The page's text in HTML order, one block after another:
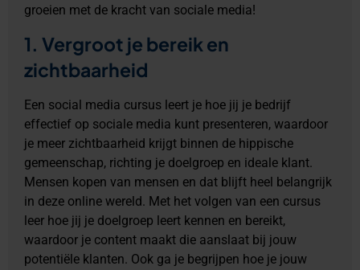
groeien met de kracht van sociale media!
1. Vergroot je bereik en
zichtbaarheid
Een social media cursus leert je hoe jij je bedrijf
effectief op sociale media kunt presenteren, waardoor
je meer zichtbaarheid krijgt binnen de hippische
gemeenschap, richting je doelgroep en ideale klant.
Mensen kopen van mensen en dat blijft heel belangrijk
in deze online wereld. Met het volgen van een cursus
leer hoe jij je doelgroep leert kennen en bereikt,
waardoor je content maakt die aanslaat bij jouw
potentiële klanten. Ook ga je begrijpen hoe je jouw